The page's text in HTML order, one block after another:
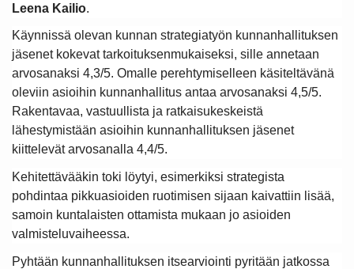
Leena Kailio.
Käynnissä olevan kunnan strategiatyön kunnanhallituksen
jäsenet kokevat tarkoituksenmukaiseksi, sille annetaan
arvosanaksi 4,3/5. Omalle perehtymiselleen käsiteltävänä
oleviin asioihin kunnanhallitus antaa arvosanaksi 4,5/5.
Rakentavaa, vastuullista ja ratkaisukeskeistä
lähestymistään asioihin kunnanhallituksen jäsenet
kiittelevät arvosanalla 4,4/5.
Kehitettävääkin toki löytyi, esimerkiksi strategista
pohdintaa pikkuasioiden ruotimisen sijaan kaivattiin lisää,
samoin kuntalaisten ottamista mukaan jo asioiden
valmisteluvaiheessa.
Pyhtään kunnanhallituksen itsearviointi pyritään jatkossa